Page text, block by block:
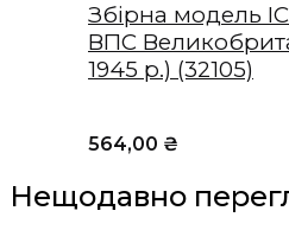
Збірна модель
ВПС
1945 р.) (32105)
564,00 ₴
Нещодавно